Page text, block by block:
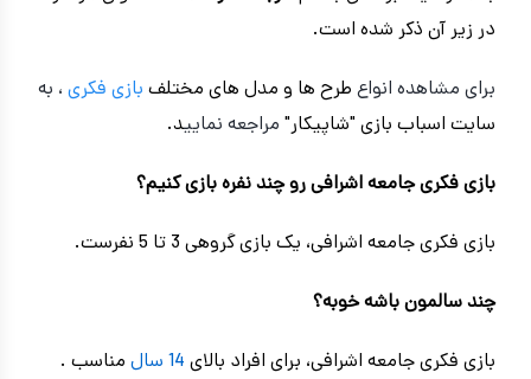
در زیر آن ذکر شده است.
برای مشاهده انواع طرح ها و مدل های مختلف بازی فکری ، به
سایت اسباب بازی "شاپیکار" مراجعه نمایید.
بازی فکری جامعه اشرافی رو چند نفره بازی کنیم؟
بازی فکری جامعه اشرافی، یک بازی گروهی 3 تا 5 نفرست.
چند سالمون باشه خوبه؟
بازی فکری جامعه اشرافی، برای افراد بالای 14 سال مناسب .